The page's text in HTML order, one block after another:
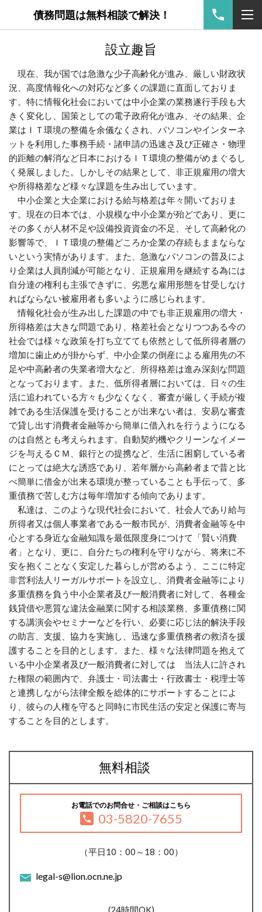
債務問題は無料相談で解決！
設立趣旨
現在、我が国では急激な少子高齢化が進み、厳しい財政状
況、高度情報化への対応など多くの課題に直面しておりま
す。特に情報化社会においては中小企業の業務遂行手段も大
きく変化し、国策としての電子政府化が進み、その結果、企
業はＩＴ環境の整備を余儀なくされ、パソコンやインターネ
ットを利用した事務手続・諸申請の迅速さ及び正確さ・物理
的距離の解消など日本におけるＩＴ環境の整備がめまぐるし
く発展しました。しかしその結果として、非正規雇用の増大
や所得格差など様々な課題を生み出しています。
中小企業と大企業における給与格差は年々開いておりま
す。現在の日本では、小規模な中小企業が殆どであり、更に
その多くが人材不足や設備投資資金の不足、そして高齢化の
影響等で、ＩＴ環境の整備どころか企業の存続もままならな
いという実情があります。また、急激なパソコンの普及によ
り企業は人員削減が可能となり、正規雇用を継続する為には
自分達の権利も主張できずに、劣悪な雇用形態を甘受しなけ
ればならない被雇用者も多いように感じられます。
情報化社会が生み出した課題の中でも非正規雇用の増大・
所得格差は大きな問題であり、格差社会となりつつある今の
社会では様々な政策を打ち立てても依然として低所得者層の
増加に歯止めが掛からず、中小企業の倒産による雇用先の不
足や中高齢者の失業者増大など、所得格差は進み深刻な問題
となっております。また、低所得者層においては、日々の生
活に追われている方々も少なくなく、審査が厳しく手続が複
雑である生活保護を受けることが出来ない者は、安易な審査
で貸し出す消費者金融等から簡単に借入れを行うようになる
のは自然とも考えられます。自動契約機やクリーンなイメー
ジを与えるＣＭ、銀行との提携など、生活に困窮している者
にとっては絶大な誘惑であり、若年層から高齢者まで昔と比
べ簡単に借金が出来る環境が整っていることも手伝って、多
重債務で苦しむ方は毎年増加する傾向であります。
私達は、このような現代社会において、社会人であり給与
所得者又は個人事業者である一般市民が、消費者金融等を中
心とする身近な金融知識を最低限度身につけて「賢い消費
者」となり、更に、自分たちの権利を守りながら、将来に不
安を抱くことなく安定した暮らしが営めるよう、ここに特定
非営利法人リーガルサポートを設立し、消費者金融等により
多重債務を負う中小企業者及び一般消費者に対して、各種金
銭貸借や悪質な違法金融業に関する相談業務、多重債務に関
する講演会やセミナーなどを行い、必要に応じ法的解決手段
の助言、支援、協力を実施し、迅速な多重債務者の救済を援
護することを目的とします。また、様々な法律問題を抱えて
いる中小企業者及び一般消費者に対しては 当法人に許され
た権限の範囲内で、弁護士・司法書士・行政書士・税理士等
と連携しながら法律全般を総体的にサポートすることによ
り、彼らの人権を守ると同時に市民生活の安定と保護に寄与
することを目的とします。
無料相談
お電話でのお問合せ・ご相談はこちら
03-5820-7655
（平日10：00～18：00）
legal-s@lion.ocn.ne.jp
(24時間OK)